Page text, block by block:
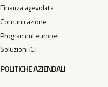
Finanza agevolata
Comunicazione
Programmi europei
Soluzioni ICT
POLITICHE AZIENDALI